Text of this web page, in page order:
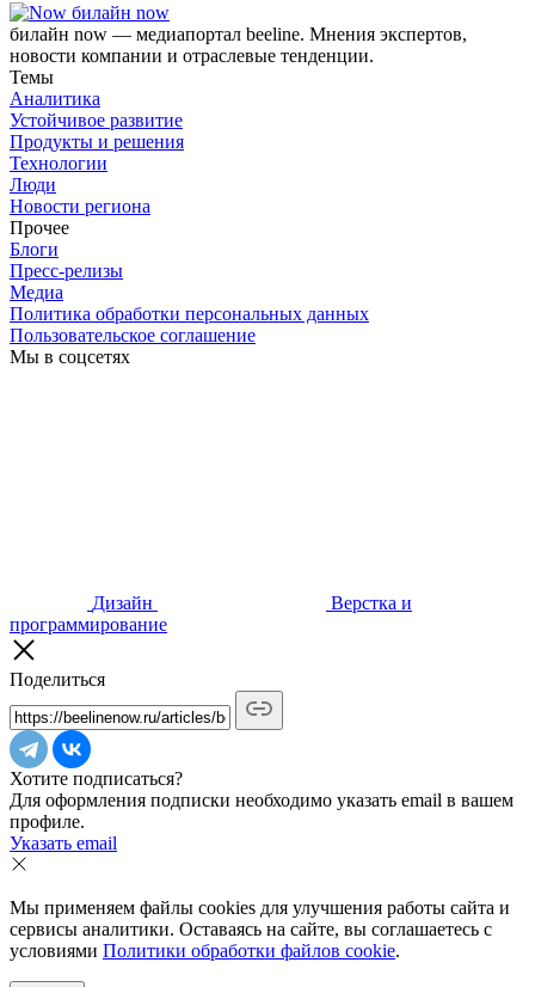
билайн now
билайн now — медиапортал beeline. Мнения экспертов,
новости компании и отраслевые тенденции.
Темы
Аналитика
Устойчивое развитие
Продукты и решения
Технологии
Люди
Новости региона
Прочее
Блоги
Пресс-релизы
Медиа
Политика обработки персональных данных
Пользовательское соглашение
Мы в соцсетях
Дизайн
Верстка и
программирование
Поделиться
Хотите подписаться?
Для оформления подписки необходимо указать email в вашем
профиле.
Указать email
Мы применяем файлы cookies для улучшения работы сайта и
сервисы аналитики. Оставаясь на сайте, вы соглашаетесь с
условиями Политики обработки файлов cookie.